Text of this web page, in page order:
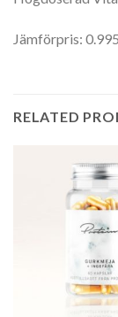
Jämförpris:
RELATED